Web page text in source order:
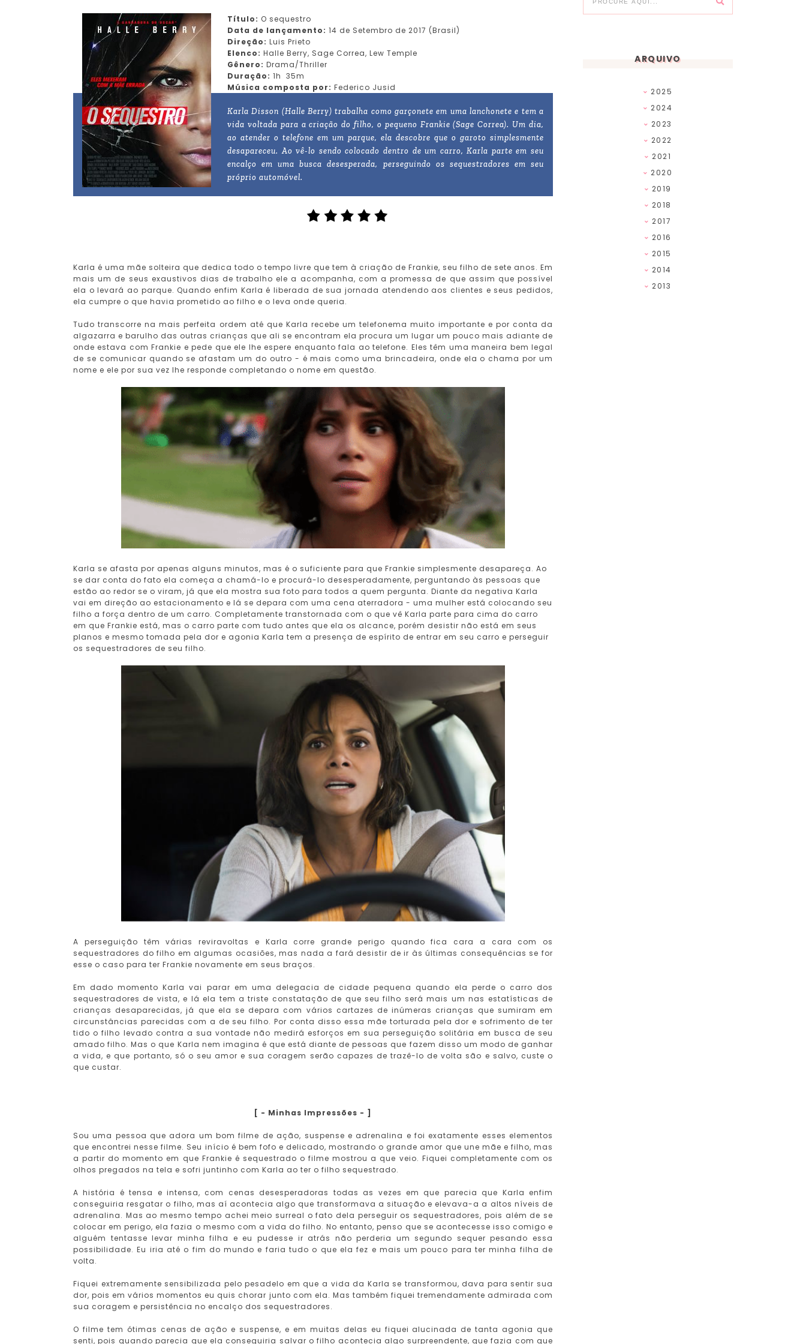
Título: O sequestro
Data de lançamento: 14 de Setembro de 2017 (Brasil)
Direção: Luis Prieto
Elenco: Halle Berry, Sage Correa, Lew Temple
Gênero: Drama/Thriller
Duração: 1h 35m
Música composta por: Federico Jusid
Karla Disson (Halle Berry) trabalha como garçonete em uma lanchonete e tem a
vida voltada para a criação do filho, o pequeno Frankie (Sage Correa). Um dia,
ao atender o telefone em um parque, ela descobre que o garoto simplesmente
desapareceu. Ao vê-lo sendo colocado dentro de um carro, Karla parte em seu
encalço em uma busca desesperada, perseguindo os sequestradores em seu
próprio automóvel.
Karla é uma mãe solteira que dedica todo o tempo livre que tem à criação de Frankie, seu filho de sete anos. Em
mais um de seus exaustivos dias de trabalho ele a acompanha, com a promessa de que assim que possível
ela o levará ao parque. Quando enfim Karla é liberada de sua jornada atendendo aos clientes e seus pedidos,
ela cumpre o que havia prometido ao filho e o leva onde queria.
Tudo transcorre na mais perfeita ordem até que Karla recebe um telefonema muito importante e por conta da
algazarra e barulho das outras crianças que ali se encontram ela procura um lugar um pouco mais adiante de
onde estava com Frankie e pede que ele lhe espere enquanto fala ao telefone. Eles têm uma maneira bem legal
de se comunicar quando se afastam um do outro - é mais como uma brincadeira, onde ela o chama por um
nome e ele por sua vez lhe responde completando o nome em questão.
Karla se afasta por apenas alguns minutos, mas é o suficiente para que Frankie simplesmente desapareça. Ao
se dar conta do fato ela começa a chamá-lo e procurá-lo desesperadamente, perguntando às pessoas que
estão ao redor se o viram, já que ela mostra sua foto para todos a quem pergunta. Diante da negativa Karla
vai em direção ao estacionamento e lá se depara com uma cena aterradora - uma mulher está colocando seu
filho a força dentro de um carro. Completamente transtornada com o que vê Karla parte para cima do carro
em que Frankie está, mas o carro parte com tudo antes que ela os alcance, porém desistir não está em seus
planos e mesmo tomada pela dor e agonia Karla tem a presença de espírito de entrar em seu carro e perseguir
os sequestradores de seu filho.
A perseguição têm várias reviravoltas e Karla corre grande perigo quando fica cara a cara com os
sequestradores do filho em algumas ocasiões, mas nada a fará desistir de ir às últimas consequências se for
esse o caso para ter Frankie novamente em seus braços.
Em dado momento Karla vai parar em uma delegacia de cidade pequena quando ela perde o carro dos
sequestradores de vista, e lá ela tem a triste constatação de que seu filho será mais um nas estatísticas de
crianças desaparecidas, já que ela se depara com vários cartazes de inúmeras crianças que sumiram em
circunstâncias parecidas com a de seu filho. Por conta disso essa mãe torturada pela dor e sofrimento de ter
tido o filho levado contra a sua vontade não medirá esforços em sua perseguição solitária em busca de seu
amado filho. Mas o que Karla nem imagina é que está diante de pessoas que fazem disso um modo de ganhar
a vida, e que portanto, só o seu amor e sua coragem serão capazes de trazê-lo de volta são e salvo, custe o
que custar.
[ - Minhas Impressões - ]
Sou uma pessoa que adora um bom filme de ação, suspense e adrenalina e foi exatamente esses elementos
que encontrei nesse filme. Seu início é bem fofo e delicado, mostrando o grande amor que une mãe e filho, mas
a partir do momento em que Frankie é sequestrado o filme mostrou a que veio. Fiquei completamente com os
olhos pregados na tela e sofri juntinho com Karla ao ter o filho sequestrado.
A história é tensa e intensa, com cenas desesperadoras todas as vezes em que parecia que Karla enfim
conseguiria resgatar o filho, mas aí acontecia algo que transformava a situação e elevava-a a altos níveis de
adrenalina. Mas ao mesmo tempo achei meio surreal o fato dela perseguir os sequestradores, pois além de se
colocar em perigo, ela fazia o mesmo com a vida do filho. No entanto, penso que se acontecesse isso comigo e
alguém tentasse levar minha filha e eu pudesse ir atrás não perderia um segundo sequer pesando essa
possibilidade. Eu iria até o fim do mundo e faria tudo o que ela fez e mais um pouco para ter minha filha de
volta.
Fiquei extremamente sensibilizada pelo pesadelo em que a vida da Karla se transformou, dava para sentir sua
dor, pois em vários momentos eu quis chorar junto com ela. Mas também fiquei tremendamente admirada com
sua coragem e persistência no encalço dos sequestradores.
O filme tem ótimas cenas de ação e suspense, e em muitas delas eu fiquei alucinada de tanta agonia que
senti, pois quando parecia que ela conseguiria salvar o filho acontecia algo surpreendente, que fazia com que
ARQUIVO
2025
2024
2023
2022
2021
2020
2019
2018
2017
2016
2015
2014
2013